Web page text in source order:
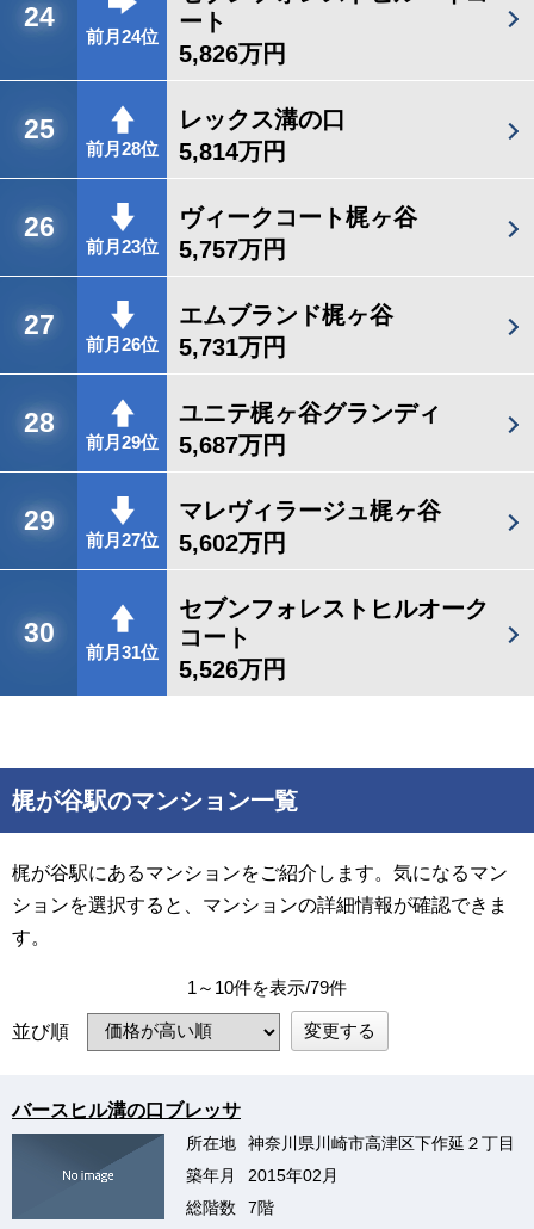
24
前月24位
ート
5,826万円
25
前月28位
レックス溝の口
5,814万円
26
前月23位
ヴィークコート梶ヶ谷
5,757万円
27
前月26位
エムブランド梶ヶ谷
5,731万円
28
前月29位
ユニテ梶ヶ谷グランディ
5,687万円
29
前月27位
マレヴィラージュ梶ヶ谷
5,602万円
30
前月31位
セブンフォレストヒルオーク
コート
5,526万円
梶が谷駅のマンション一覧
梶が谷駅にあるマンションをご紹介します。気になるマン
ションを選択すると、マンションの詳細情報が確認できま
す。
1～10件を表示/79件
並び順 変更する
バースヒル溝の口ブレッサ
所在地
神奈川県川崎市高津区下作延２丁目
築年月
2015年02月
総階数
7階